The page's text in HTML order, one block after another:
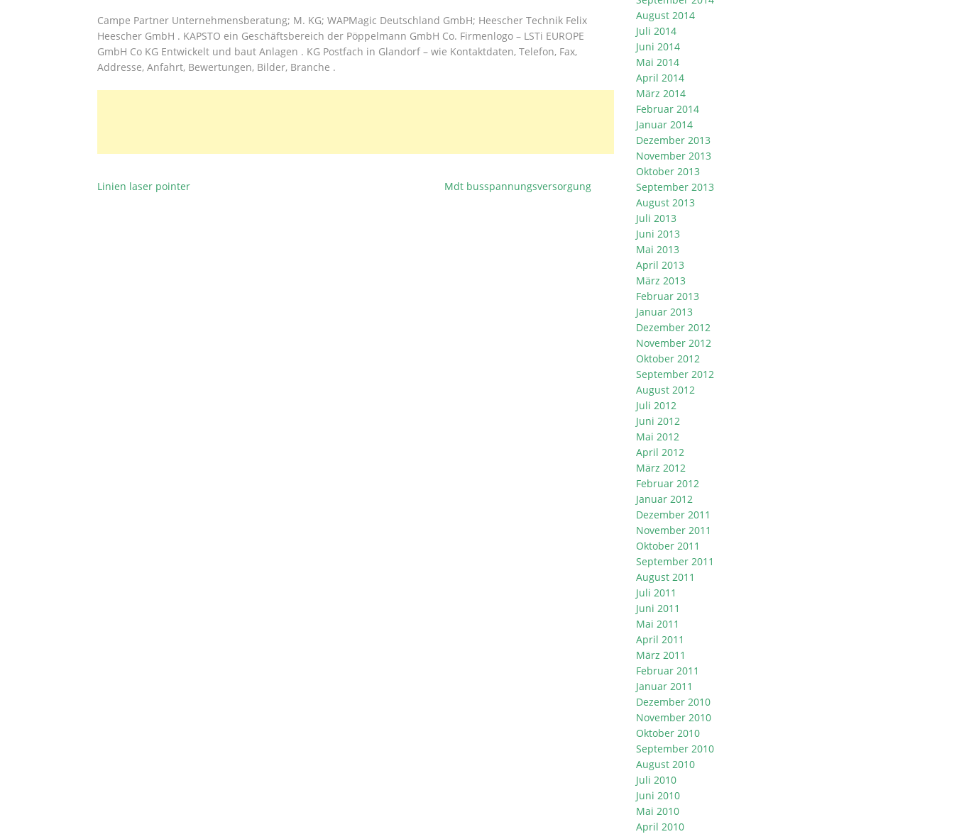
Campe Partner Unternehmensberatung; M. KG; WAPMagic Deutschland GmbH; Heescher Technik Felix
Heescher GmbH . KAPSTO ein Geschäftsbereich der Pöppelmann GmbH Co. Firmenlogo – LSTi EUROPE
GmbH Co KG Entwickelt und baut Anlagen . KG Postfach in Glandorf – wie Kontaktdaten, Telefon, Fax,
Addresse, Anfahrt, Bewertungen, Bilder, Branche .
BEITRAGSNAVIGATION
Linien laser pointer Mdt busspannungsversorgung
August 2014
Juli 2014
Juni 2014
Mai 2014
April 2014
März 2014
Februar 2014
Januar 2014
Dezember 2013
November 2013
Oktober 2013
September 2013
August 2013
Juli 2013
Juni 2013
Mai 2013
April 2013
März 2013
Februar 2013
Januar 2013
Dezember 2012
November 2012
Oktober 2012
September 2012
August 2012
Juli 2012
Juni 2012
Mai 2012
April 2012
März 2012
Februar 2012
Januar 2012
Dezember 2011
November 2011
Oktober 2011
September 2011
August 2011
Juli 2011
Juni 2011
Mai 2011
April 2011
März 2011
Februar 2011
Januar 2011
Dezember 2010
November 2010
Oktober 2010
September 2010
August 2010
Juli 2010
Juni 2010
Mai 2010
April 2010